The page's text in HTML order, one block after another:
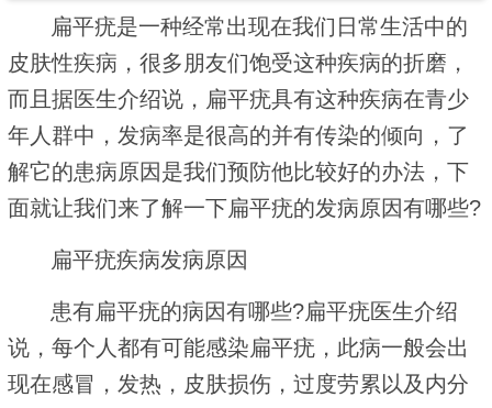
扁平疣是一种经常出现在我们日常生活中的
皮肤性疾病，很多朋友们饱受这种疾病的折磨，
而且据医生介绍说，扁平疣具有这种疾病在青少
年人群中，发病率是很高的并有传染的倾向，了
解它的患病原因是我们预防他比较好的办法，下
面就让我们来了解一下扁平疣的发病原因有哪些?
扁平疣疾病发病原因
患有扁平疣的病因有哪些?扁平疣医生介绍
说，每个人都有可能感染扁平疣，此病一般会出
现在感冒，发热，皮肤损伤，过度劳累以及内分